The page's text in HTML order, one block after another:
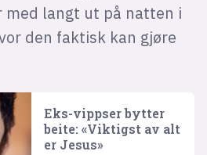
med langt ut på natten i
den faktisk kan gjøre
Eks-vippser bytter
beite: «Viktigst av alt
er Jesus»